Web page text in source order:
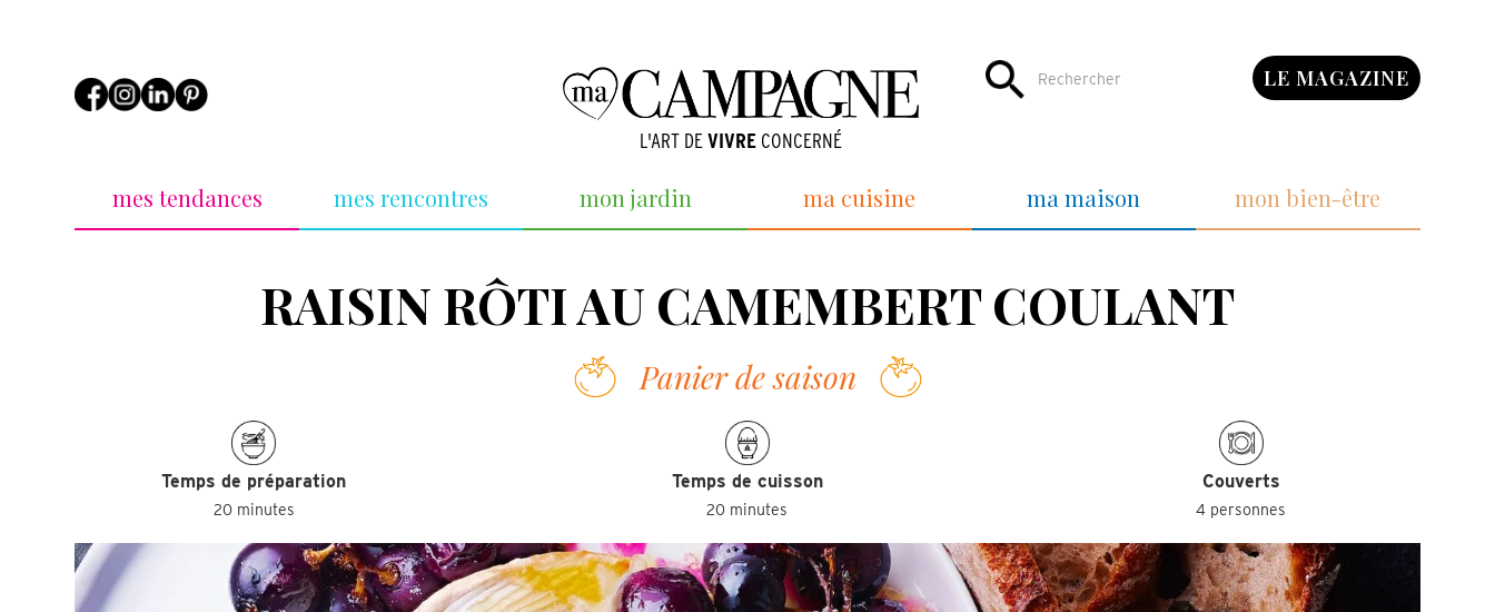
L'ART DEVIVRECONCERNÉ
LE MAGAZINE
mes tendances mes rencontres mon jardin ma cuisine ma maison mon bien-être
RAISIN RÔTI AU CAMEMBERT COULANT
Panier de saison
Temps de préparation
20 minutes
Temps de cuisson
20 minutes
Couverts
4 personnes